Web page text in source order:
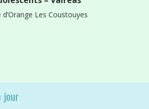
Les Coustouyes
jour